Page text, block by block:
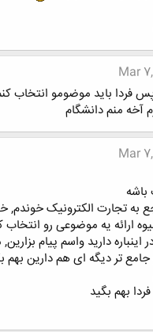
Mar
فردا باید موضومو انتخاب
آخه منم دانشگام
Mar
باشه
به تجارت الکترونیک
ارائه یه موضوعی رو
اینباره دارید واسم پیام
تر دیگه ای هم دارین
بهم بگید